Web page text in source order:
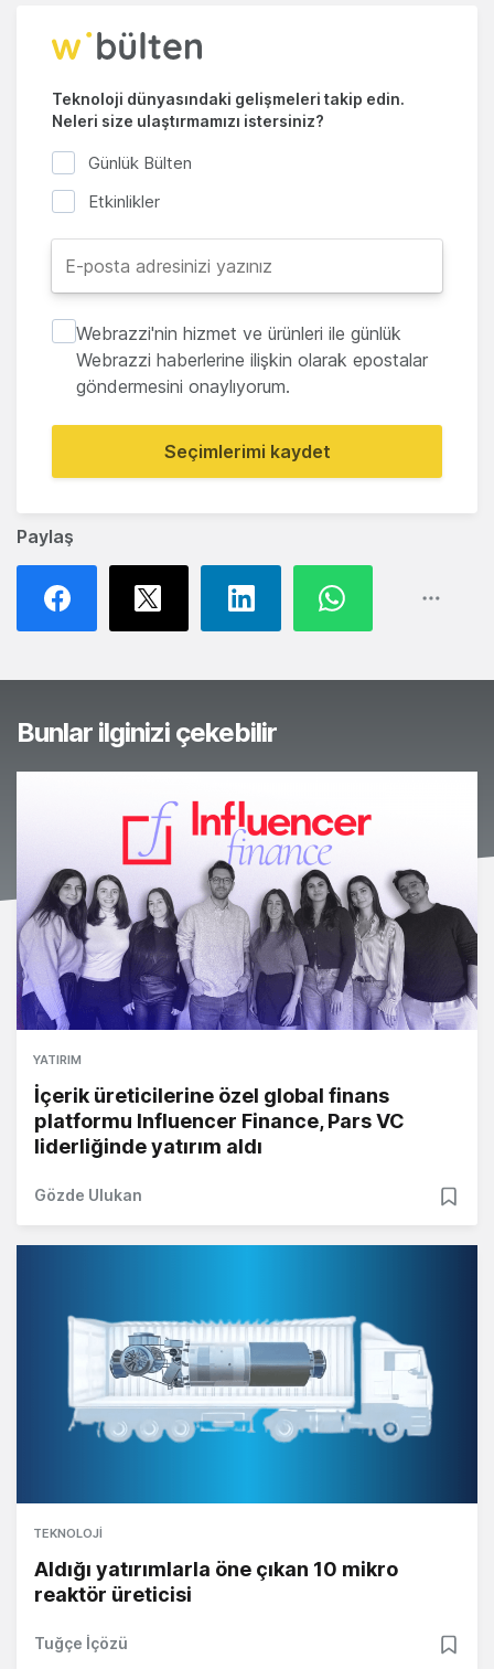
Paylaş
Teknoloji dünyasındaki gelişmeleri takip edin.
Neleri size ulaştırmamızı istersiniz?
Günlük Bülten
Etkinlikler
Webrazzi'nin hizmet ve ürünleri ile günlük
Webrazzi haberlerine ilişkin olarak epostalar
göndermesini onaylıyorum.
Seçimlerimi kaydet
Bunlar ilginizi çekebilir
YATIRIM
İçerik üreticilerine özel global finans
platformu Influencer Finance, Pars VC
liderliğinde yatırım aldı
Gözde Ulukan
TEKNOLOJI
Aldığı yatırımlarla öne çıkan 10 mikro
reaktör üreticisi
Tuğçe İçözü